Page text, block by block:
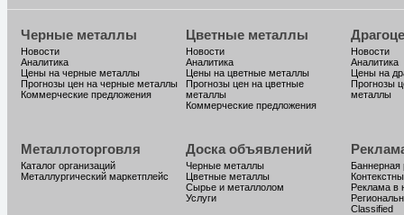
Черные металлы
Новости
Аналитика
Цены на черные металлы
Прогнозы цен на черные металлы
Коммерческие предложения
Цветные металлы
Новости
Аналитика
Цены на цветные металлы
Прогнозы цен на цветные
металлы
Коммерческие предложения
Новости
Аналитика
Цены на
Прогнозы
металлы
Металлоторговля
Каталог организаций
Металлургический маркетплейс
Доска объявлений
Черные металлы
Цветные металлы
Сырье и металлолом
Услуги
Баннерная
Реклама в
Classified